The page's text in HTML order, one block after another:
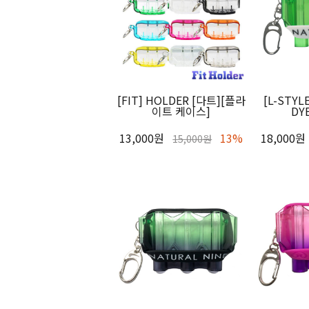
[FIT] HOLDER [다트][플라
이트 케이스]
13,000원
15,000원 13%
[L-
18,000원